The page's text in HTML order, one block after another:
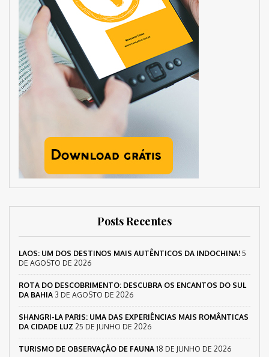
Posts Recentes
LAOS: UM DOS DESTINOS MAIS AUTÊNTICOS DA INDOCHINA! 5
DE AGOSTO DE 2026
ROTA DO DESCOBRIMENTO: DESCUBRA OS ENCANTOS DO SUL
DA BAHIA 3 DE AGOSTO DE 2026
SHANGRI-LA PARIS: UMA DAS EXPERIÊNCIAS MAIS ROMÂNTICAS
DA CIDADE LUZ 25 DE JUNHO DE 2026
TURISMO DE OBSERVAÇÃO DE FAUNA 18 DE JUNHO DE 2026